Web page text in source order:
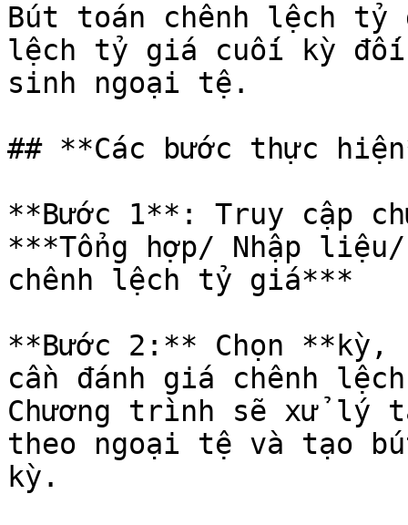
Bút toán chênh lệch tỷ
lệch tỷ giá cuối kỳ
sinh ngoại tệ.
## **Các bước thực
**Bước 1**: Truy cập
***Tổng hợp/ Nhập
chênh lệch tỷ giá***
**Bước 2:** Chọn
cần đánh giá chênh
Chương trình sẽ xử lý
theo ngoại tệ và tạo
kỳ.